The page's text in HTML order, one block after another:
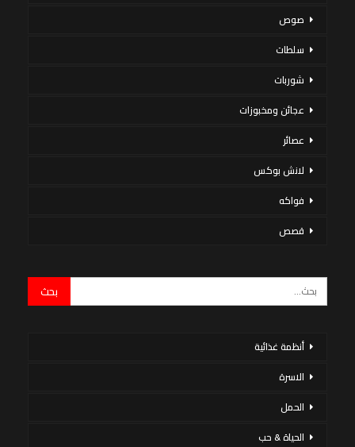
صوص
سلطات
شوربات
عجائن ومخبوزات
عصائر
لانش بوكس
فواكه
قصص
أنظمة غذائية
الاسرة
الحمل
الحياة & حب